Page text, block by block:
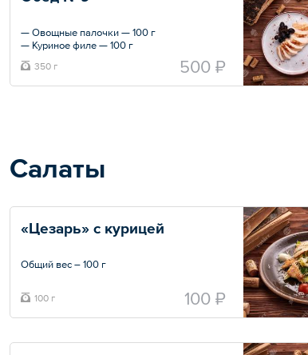
— Овощные палочки — 100 г
— Куриное филе — 100 г
— Виноград — 50 г
350 г 500 ₽
Салаты
«Цезарь» с курицей
Общий вес – 100 г
100 г 100 ₽